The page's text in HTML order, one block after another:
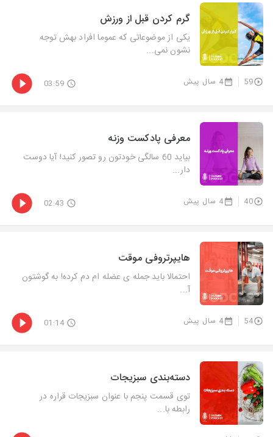
گرم کردن قبل از ورزش
یکی از موضوعاتی که عموما افراد بهش توجه
نشون نمی...
59 4 سال پیش 03:59
معرفی پادکست وزنه
بیاید 60 سالگی خودتون رو تصور کنید! آیا دوست
دار...
40 4 سال پیش 02:43
هایپرتروفی موقت
احتمالا باید جمله ی عضله ام دم کرده! به گوشتون
آ...
54 4 سال پیش 01:14
دسته‌بندی سبزیجات
توی قسمت پنجم با عنوان سبزیجات قراره در
رابطه با...